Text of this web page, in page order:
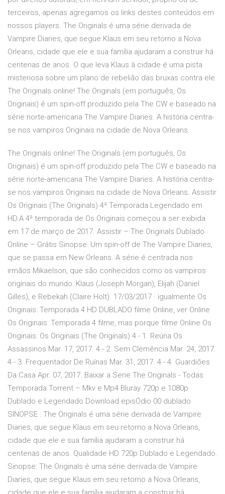
terceiros, apenas agregamos os links destes conteúdos em
nossos players. The Originals é uma série derivada de
Vampire Diaries, que segue Klaus em seu retorno a Nova
Orleans, cidade que ele e sua família ajudaram a construir há
centenas de anos. O que leva Klaus à cidade é uma pista
misteriosa sobre um plano de rebelião das bruxas contra ele.
The Originals online! The Originals (em português, Os
Originais) é um spin-off produzido pela The CW e baseado na
série norte-americana The Vampire Diaries. A história centra-
se nos vampiros Originais na cidade de Nova Orleans.
The Originals online! The Originals (em português, Os
Originais) é um spin-off produzido pela The CW e baseado na
série norte-americana The Vampire Diaries. A história centra-
se nos vampiros Originais na cidade de Nova Orleans. Assistir
Os Originais (The Originals) 4ª Temporada Legendado em
HD.A 4ª temporada de Os Originais começou a ser exibida
em 17 de março de 2017. Assistir – The Originals Dublado
Online – Grátis Sinopse: Um spin-off de The Vampire Diaries,
que se passa em New Orleans. A série é centrada nos
irmãos Mikaelson, que são conhecidos como os vampiros
originais do mundo: Klaus (Joseph Morgan), Elijah (Daniel
Gilles), e Rebekah (Claire Holt). 17/03/2017 · igualmente Os
Originais: Temporada 4 HD DUBLADO filme Online, ver Online
Os Originais: Temporada 4 filme, mas porque filme Online Os
Originais: Os Originais (The Originals) 4 - 1. Reúna Os
Assassinos Mar. 17, 2017. 4 - 2. Sem Clemência Mar. 24, 2017.
4 - 3. Frequentador De Ruínas Mar. 31, 2017. 4 - 4. Guardiões
Da Casa Apr. 07, 2017. Baixar a Serie The Originals - Todas
Temporada Torrent – Mkv e Mp4 Bluray 720p e 1080p
Dublado e Legendado Download episÓdio 00 dublado
SINOPSE : The Originals é uma série derivada de Vampire
Diaries, que segue Klaus em seu retorno a Nova Orleans,
cidade que ele e sua família ajudaram a construir há
centenas de anos. Qualidade HD 720p Dublado e Legendado.
Sinopse: The Originals é uma série derivada de Vampire
Diaries, que segue Klaus em seu retorno a Nova Orleans,